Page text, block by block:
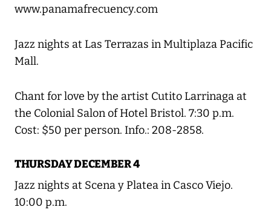
www.panamafrecuency.com
Jazz nights at Las Terrazas in Multiplaza Pacific
Mall.
Chant for love by the artist Cutito Larrinaga at
the Colonial Salon of Hotel Bristol. 7:30 p.m.
Cost: $50 per person. Info.: 208-2858.
THURSDAY DECEMBER 4
Jazz nights at Scena y Platea in Casco Viejo.
10:00 p.m.